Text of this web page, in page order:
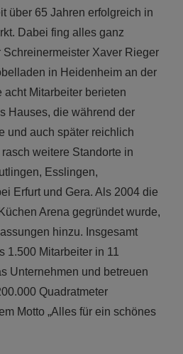
über 65 Jahren erfolgreich in
Dabei fing alles ganz
Xaver Rieger
in Heidenheim an der
acht Mitarbeiter berieten
Hauses, die während der
und auch später reichlich
weitere Standorte in
Esslingen,
Erfurt und Gera. Als 2004 die
Arena gegründet wurde,
hinzu. Insgesamt
1.500 Mitarbeiter in 11
Unternehmen und betreuen
Quadratmeter
Motto „Alles für ein schönes